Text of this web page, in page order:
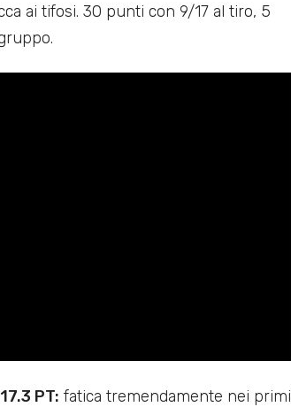
ai tifosi. 30 punti con 9/17 al tiro, 5
PT: fatica tremendamente nei primi